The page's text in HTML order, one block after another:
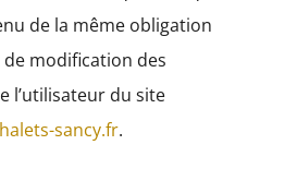
de la même obligation
modification des
l’utilisateur du site
sancy.fr.